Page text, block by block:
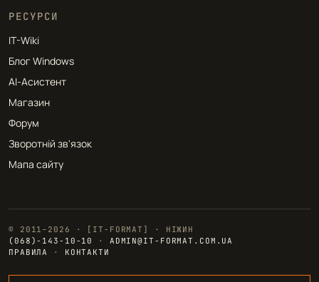
РЕСУРСИ
IT-Wiki
Блог Windows
AI-Асистент
Магазин
Форум
Зворотній зв'язок
Мапа сайту
© 2011–2026 · [IT-FORMAT] · НІЖИН
(068)-143-10-10
· ADMIN@IT-FORMAT.COM.UA
ПРАВИЛА
· КОНТАКТИ